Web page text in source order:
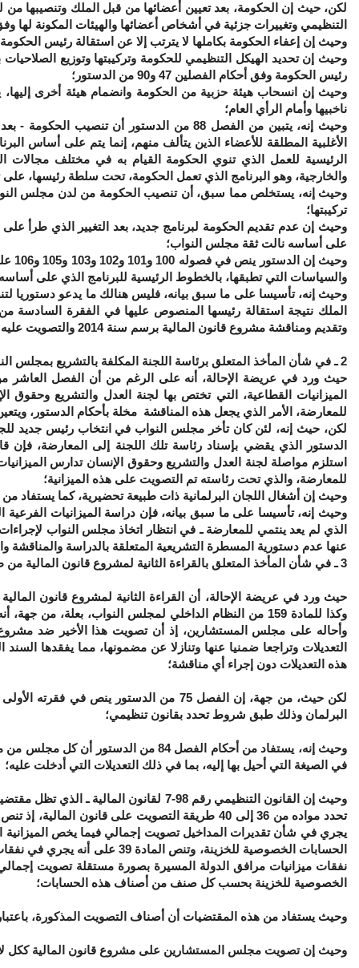
لكن
التنظيمي وتغييرات جزئية في أشخاص أعضائها والهيئات المكونة لها وفق
وحيث إن إعفاء الحكومة بكاملها لا يترتب إلا عن استقالة رئيس الحكومة،
وحيث إن تحديد الهيكل التنظيمي للحكومة وتركيبتها وتوزيع
رئيس الحكومة وفق أحكام الفصلين 47 و90 من الدستور؛
وحيث إن انسحاب هيئة حزبية من الحكومة وانضمام هيئة أخرى إليها،
ناخبيها وأمام الرأي العام؛
وحيث إنه، يتبين من الفصل 88 من الدستور
الأغلبية المطلقة للأعضاء الذين يتألف منهم، إنما يتم على أساس
الرئيسية للعمل الذي تنوي الحكومة القيام به في مختلف مجالات
والخارجية، وهو البرنامج الذي تعمل الحكومة، تحت سلطة رئيسها، على تنفيذه
وحيث إنه، يستخلص مما سبق، أن تنصيب الحكومة من لدن مجلس
تركيبتها؛
وحيث إن عدم تقديم الحكومة لبرنامج جديد، بعد التغيير الذي طرأ على
على أساسه نالت ثقة مجلس النواب؛
والسياسات التي تطبقها، بالخطوط الرئيسية للبرنامج الذي على
وحيث إنه، تأسيسا على ما سبق بيانه، فليس هنالك ما يدعو دستوريا
وتقديم ومناقشة مشروع قانون المالية برسم سنة 2014 والتصويت عليه ليس فيه ما يخالف الدستور؛
2 ـ في شأن المأخذ المتعلق برئاسة اللجنة المكلفة بالتشريع بمجلس النواب من لدن نائب لا ينتمي للمعارضة:
حيث ورد في عريضة الإحالة، أنه على الرغم من أن الفصل العاشر
الميزانيات القطاعية، التي تختص بها لجنة العدل والتشريع
للمعارضة، الأمر الذي يجعل هذه المناقشة مخلة بأحكام الدستور، ويتعين،
لكن، حيث إنه، لئن كان تأخر مجلس النواب في انتخاب رئيس جديد
الدستور الذي يقضي بإسناد رئاسة تلك اللجنة إلى المعارضة،
استلزم مواصلة لجنة العدل والتشريع وحقوق الإنسان تدارس
للمعارضة، والذي تحت رئاسته تم التصويت على هذه الميزانية؛
وحيث إن أشغال اللجان البرلمانية ذات طبيعة تحضيرية، كما يستفاد من أحكام
وحيث إنه، تأسيسا على ما سبق بيانه، فإن دراسة الميزانيات
الذي لم يعد ينتمي للمعارضة ـ في انتظار اتخاذ مجلس النواب
عنها عدم دستورية المسطرة التشريعية المتعلقة بالدراسة والمناقشة
3 ـ في شأن المأخذ المتعلق بالقراءة الثانية لمشروع قانون المالية من طرف مجلس النواب:
وكذا للمادة 159 من النظام الداخلي لمجلس النواب، بعلة، من جهة،
وأحاله على مجلس المستشارين، إذ أن تصويت هذا الأخير ضد مشروع
التعديلات وتراجعا ضمنيا عنها وتنازلا عن مضمونها، مما يفقدها
هذه التعديلات دون إجراء أي مناقشة؛
لكن حيث،من جهة
، إن الفصل 75 من الدستور ينص في
البرلمان وذلك طبق شروط تحدد بقانون تنظيمي؛
وحيث إنه، يستفاد من أحكام الفصل 84
في الصيغة التي أحيل بها إليه، بما في ذلك التعديلات التي أدخلت عليه؛
وحيث إن القانون التنظيمي رقم 98-7
يجري في شأن تقديرات المداخيل تصويت إجمالي فيما يخص
الحسابات الخصوصية
نفقات ميزانيات مرافق الدولة المسيرة بصورة مستقلة تصويت
الخصوصية للخزينة بحسب كل صنف من أصناف هذه الحسابات؛
وحيث يستفاد من هذه المقتضيات أن أصناف التصويت المذكورة،
وحيث إن تصويت مجلس المستشارين على مشروع قانون المالية ككل لا